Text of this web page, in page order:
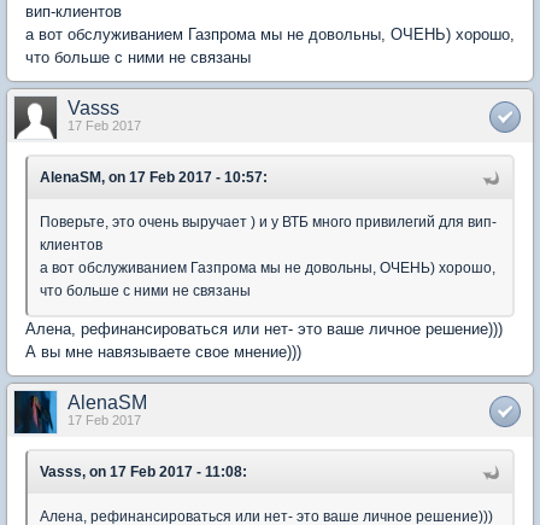
вип-клиентов
а вот обслуживанием Газпрома мы не довольны, ОЧЕНЬ) хорошо,
что больше с ними не связаны
Vasss
17 Feb 2017
AlenaSM, on 17 Feb 2017 - 10:57:
Поверьте, это очень выручает ) и у ВТБ много привилегий для вип-
клиентов
а вот обслуживанием Газпрома мы не довольны, ОЧЕНЬ) хорошо,
что больше с ними не связаны
Алена, рефинансироваться или нет- это ваше личное решение)))
А вы мне навязываете свое мнение)))
AlenaSM
17 Feb 2017
Vasss, on 17 Feb 2017 - 11:08:
Алена, рефинансироваться или нет- это ваше личное решение)))